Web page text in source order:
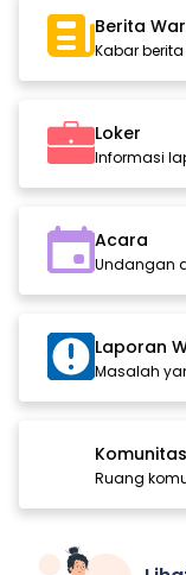
Berita
Kabar
Loker
Informasi
Acara
Undangan
Laporan
Masalah
Komunitas
Ruang